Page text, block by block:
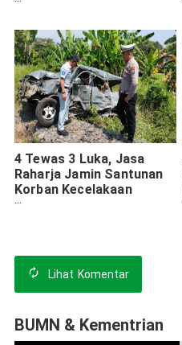
Situbondo
4 Tewas 3 Luka, Jasa
Raharja Jamin Santunan
Korban Kecelakaan
Minibus VS Kereta Api di
Lihat Komentar
BUMN & Kementrian